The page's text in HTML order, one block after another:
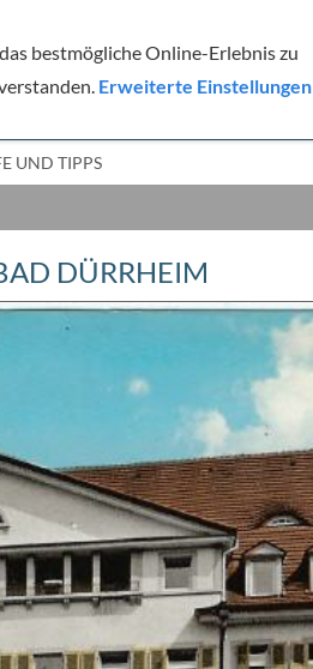
UND TIPPS
DÜRRHEIM
bestmögliche Online-Erlebnis zu
Erweiterte Einstellungen